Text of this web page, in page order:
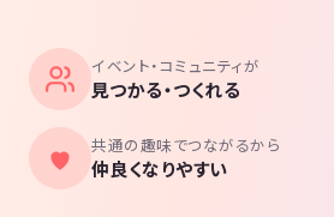
メッセージ送ってください
🌈管理人プロフィール🌈
名前→りょうへい
年齢→25歳
出身→神戸
イベント・コミュニティが
見つかる・つくれる
共通の趣味でつながるから
仲良くなりやすい